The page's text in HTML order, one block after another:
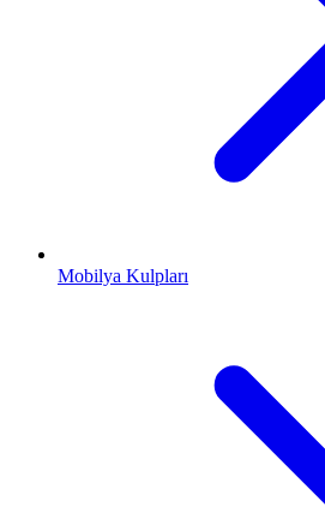
Mobilya Kulpları